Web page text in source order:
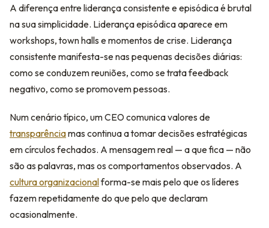
A diferença entre liderança consistente e episódica é brutal
na sua simplicidade. Liderança episódica aparece em
workshops, town halls e momentos de crise. Liderança
consistente manifesta-se nas pequenas decisões diárias:
como se conduzem reuniões, como se trata feedback
negativo, como se promovem pessoas.
Num cenário típico, um CEO comunica valores de
transparênciamas continua a tomar decisões estratégicas
em círculos fechados. A mensagem real — a que fica — não
são as palavras, mas os comportamentos observados. A
cultura organizacionalforma-se mais pelo que os líderes
fazem repetidamente do que pelo que declaram
ocasionalmente.